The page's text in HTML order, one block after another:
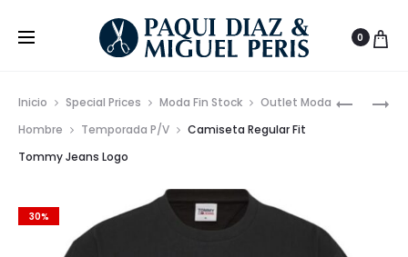
0
Inicio Special Prices Moda Fin Stock
Outlet Moda
Hombre
Temporada P/V
Camiseta Regular Fit
Tommy Jeans Logo
30%